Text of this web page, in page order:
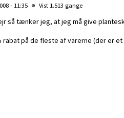
- 11:35 Vist 1.513 gange
så tænker jeg, at jeg må give
rabat på de fleste af varerne (der er